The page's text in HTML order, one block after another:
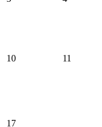
10 11
17